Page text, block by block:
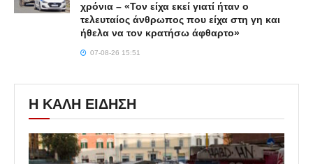
χρόνια – «Τον είχα εκεί γιατί ήταν ο
τελευταίος άνθρωπος που είχα στη γη και
ήθελα να τον κρατήσω άφθαρτο»
07-08-26 15:51
Η ΚΑΛΗ ΕΙΔΗΣΗ